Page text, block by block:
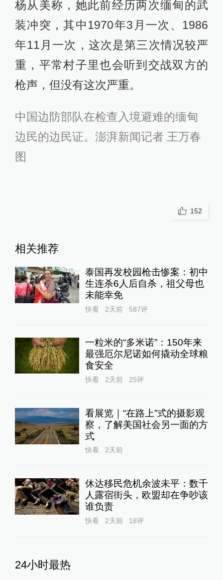
杨从美称，她此前经历两次缅甸的武
装冲突，其中1970年3月一次、1986
年11月一次，这次是第三次情况较严
重，平常村子里也会听到交战双方的
枪声，但没有这次严重。
中国边防部队在检查入境避难的缅甸
边民的边民证。澎湃新闻记者 王万春
图
152
相关推荐
泰国再发校园枪击惨案：初中
生连杀6人后自杀，祖父母也
未能幸免
快看 2天前 587评
一粒米的“多米诺”：150年来
最强厄尔尼诺如何撬动全球粮
食安全
快看 2天前 25评
看展览｜“在路上”式的摄影观
察，了解美国社会另一面的方
式
快看 2天前
休达移民危机余波未平：数千
人露宿街头，欧盟却在争吵该
谁负责
快看 2天前 18评
24小时最热